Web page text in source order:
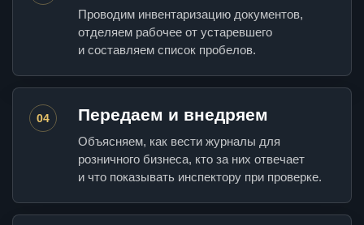
Проводим инвентаризацию документов,
отделяем рабочее от устаревшего
и составляем список пробелов.
04 Передаем и внедряем
Объясняем, как вести журналы для
розничного бизнеса, кто за них отвечает
и что показывать инспектору при проверке.